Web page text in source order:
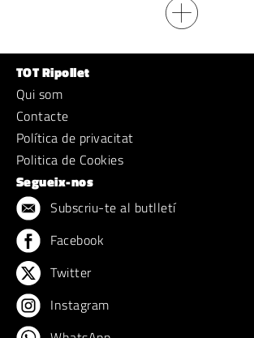
TOT Ripollet
Qui som
Contacte
Política de privacitat
Politica de Cookies
Segueix-nos
Subscriu-te al butlletí
Facebook
Twitter
Instagram